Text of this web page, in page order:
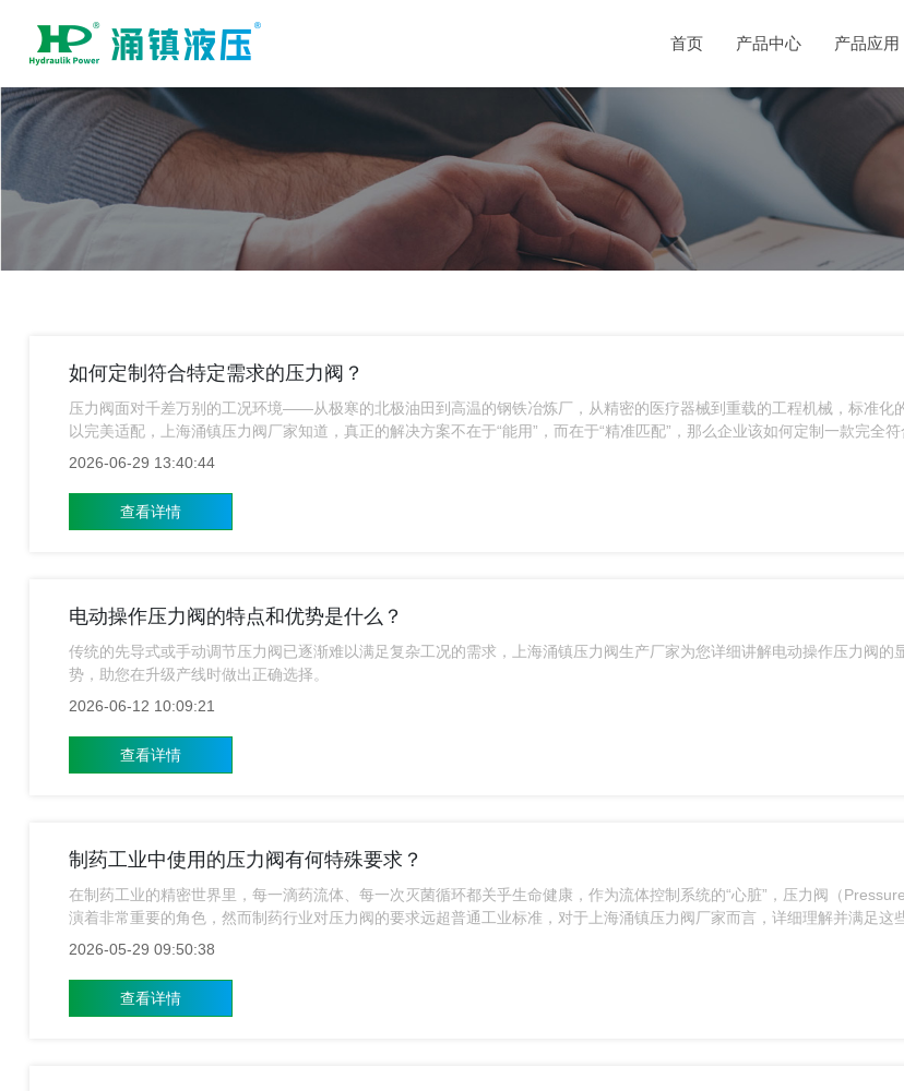
首页 产品中心 产品应用
如何定制符合特定需求的压力阀？
压力阀面对千差万别的工况环境——从极寒的北极油田到高温的钢铁冶炼厂，从精密的医疗器械到重载的工程机械，标准化
以完美适配，上海涌镇压力阀厂家知道，真正的解决方案不在于“能用”，而在于“精准匹配”，那么企业该如何定制一款完全符
呢？
2026-06-29 13:40:44
查看详情
电动操作压力阀的特点和优势是什么？
传统的先导式或手动调节压力阀已逐渐难以满足复杂工况的需求，上海涌镇压力阀生产厂家为您详细讲解电动操作压力阀的
势，助您在升级产线时做出正确选择。
2026-06-12 10:09:21
查看详情
制药工业中使用的压力阀有何特殊要求？
在制药工业的精密世界里，每一滴药流体、每一次灭菌循环都关乎生命健康，作为流体控制系统的“心脏”，压力阀（
演着非常重要的角色，然而制药行业对压力阀的要求远超普通工业标准，对于上海涌镇压力阀厂家而言，详细理解并满足这
技术的体现，更是对生命的承诺。
2026-05-29 09:50:38
查看详情